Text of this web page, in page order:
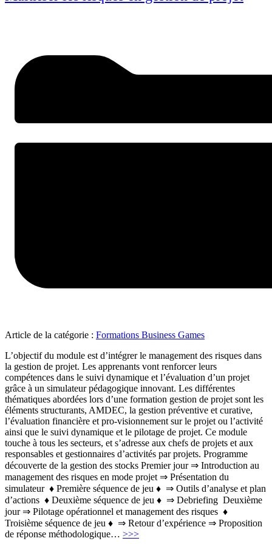
Article de la catégorie : Formations Business Games
L’objectif du module est d’intégrer le management des risques dans
la gestion de projet. Les apprenants vont renforcer leurs
compétences dans le suivi dynamique et l’évaluation d’un projet
grâce à un simulateur pédagogique innovant. Les différentes
thématiques abordées lors d’une formation gestion de projet sont les
éléments structurants, AMDEC, la gestion préventive et curative,
l’évaluation financière et pro-visionnement sur le projet ou l’activité
ainsi que le suivi dynamique et le pilotage de projet. Ce module
touche à tous les secteurs, et s’adresse aux chefs de projets et aux
responsables et gestionnaires d’activités par projets. Programme
découverte de la gestion des stocks Premier jour ⇒ Introduction au
management des risques en mode projet ⇒ Présentation du
simulateur ♦ Première séquence de jeu ♦ ⇒ Outils d’analyse et plan
d’actions ♦ Deuxième séquence de jeu ♦ ⇒ Debriefing Deuxième
jour ⇒ Pilotage opérationnel et management des risques ♦
Troisième séquence de jeu ♦ ⇒ Retour d’expérience ⇒ Proposition
de réponse méthodologique… >>>"Maitriser